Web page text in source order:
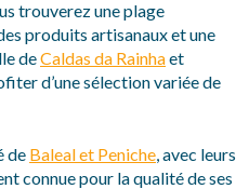
trouverez une plage
produits artisanaux et une
deCaldas da Rainhaet
d’une sélection variée de
de Baleal et Peniche , avec leurs
connue pour la qualité de ses